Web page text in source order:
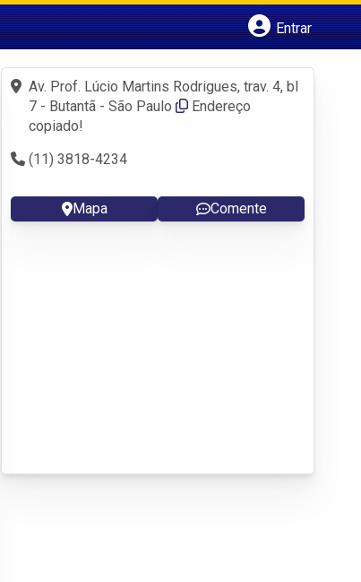
Entrar
Fazer login
Criar conta
Av. Prof. Lúcio Martins Rodrigues, trav. 4, bl
7 - Butantã - São Paulo
Endereço
copiado!
(11) 3818-4234
Mapa Comente